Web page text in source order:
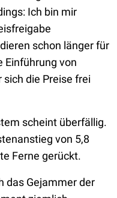
Ich bin mir
schon länger für
Einführung von
die Preise frei
scheint überfällig.
von 5,8
Ferne gerückt.
das Gejammer der